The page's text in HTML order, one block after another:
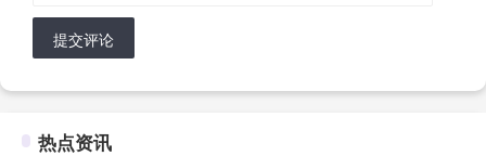
提交评论
热点资讯